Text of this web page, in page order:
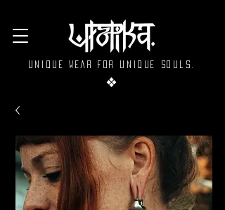
Unique wear for unique souls.
❖